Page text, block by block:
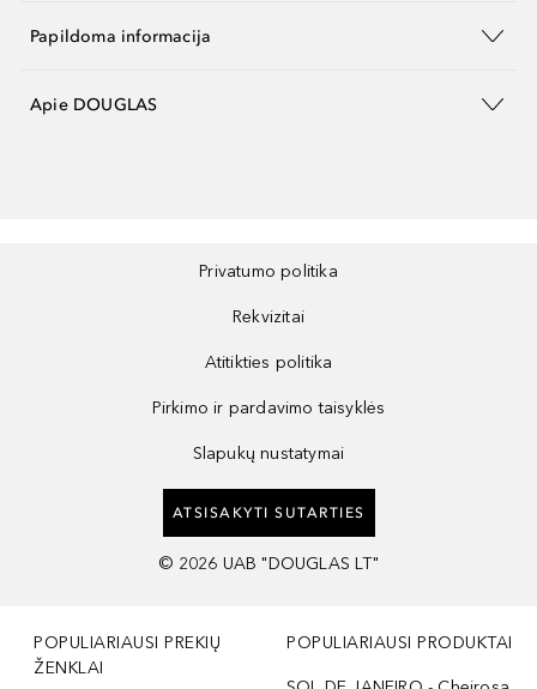
Papildoma informacija
Apie DOUGLAS
Privatumo politika
Rekvizitai
Atitikties politika
Pirkimo ir pardavimo taisyklės
Slapukų nustatymai
ATSISAKYTI SUTARTIES
© 2026 UAB "DOUGLAS LT"
POPULIARIAUSI PREKIŲ
ŽENKLAI
POPULIARIAUSI PRODUKTAI